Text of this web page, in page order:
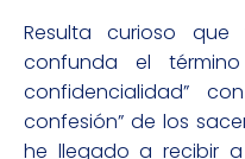
Resulta curioso
confunda el
confidencialidad”
confesión” de los
he llegado a recibir